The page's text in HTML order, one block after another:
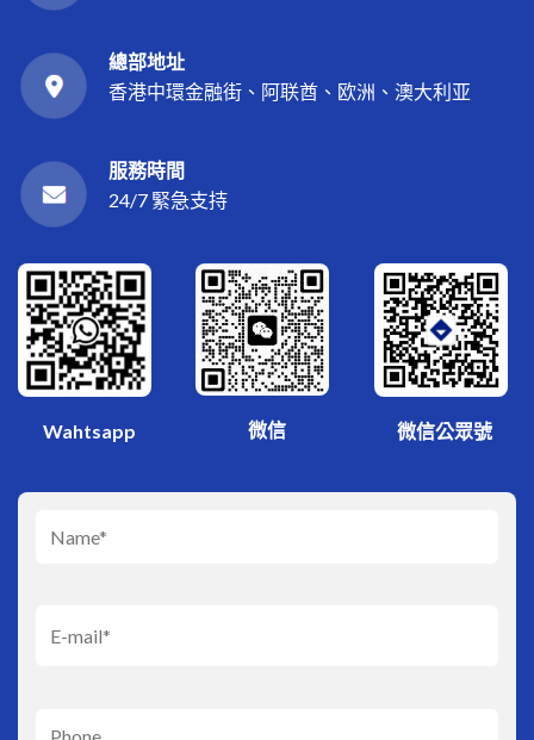
總部地址
香港中環金融街、阿联酋、欧洲、澳大利亚
服務時間
24/7 緊急支持
Wahtsapp 微信 微信公眾號